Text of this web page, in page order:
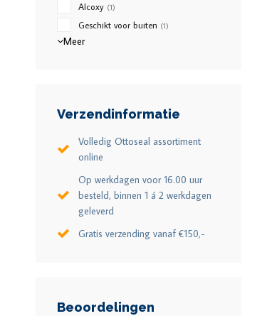
Alcoxy (1)
Geschikt voor buiten (1)
Meer
Verzendinformatie
Volledig Ottoseal assortiment
online
Op werkdagen voor 16.00 uur
besteld, binnen 1 á 2 werkdagen
geleverd
Gratis verzending vanaf €150,-
Beoordelingen